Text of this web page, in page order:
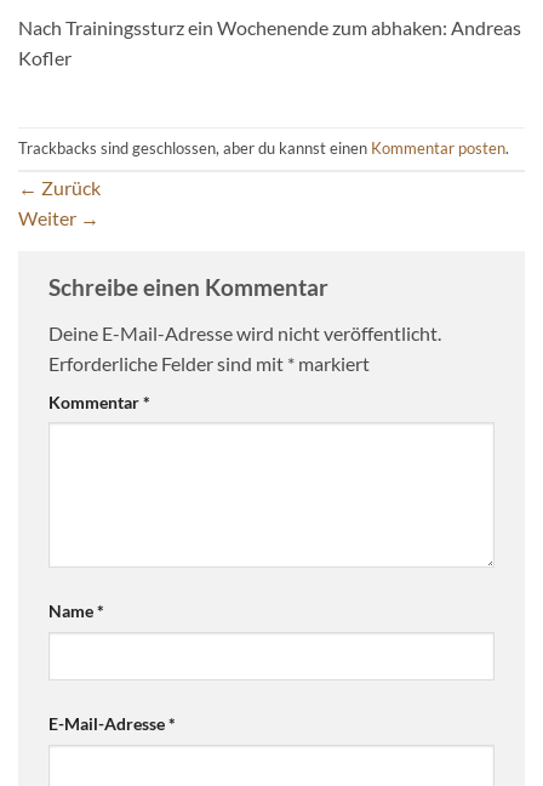
Nach Trainingssturz ein Wochenende zum abhaken: Andreas
Kofler
Trackbacks sind geschlossen, aber du kannst einen Kommentar posten.
← Zurück
Weiter →
Schreibe einen Kommentar
Deine E-Mail-Adresse wird nicht veröffentlicht.
Erforderliche Felder sind mit * markiert
Kommentar*
Name*
E-Mail-Adresse*